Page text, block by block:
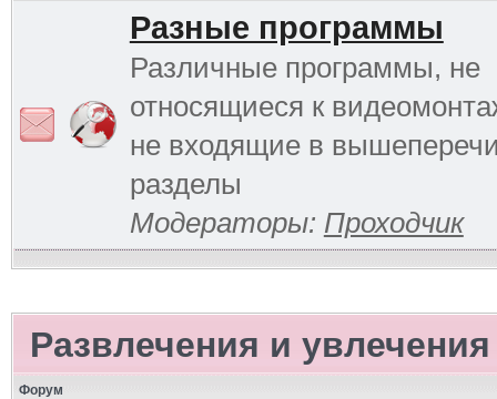
Разные программы
Различные программы, не
относящиеся к
не входящие в
разделы
Модераторы: Проходчик
Развлечения и увлечения
Форум